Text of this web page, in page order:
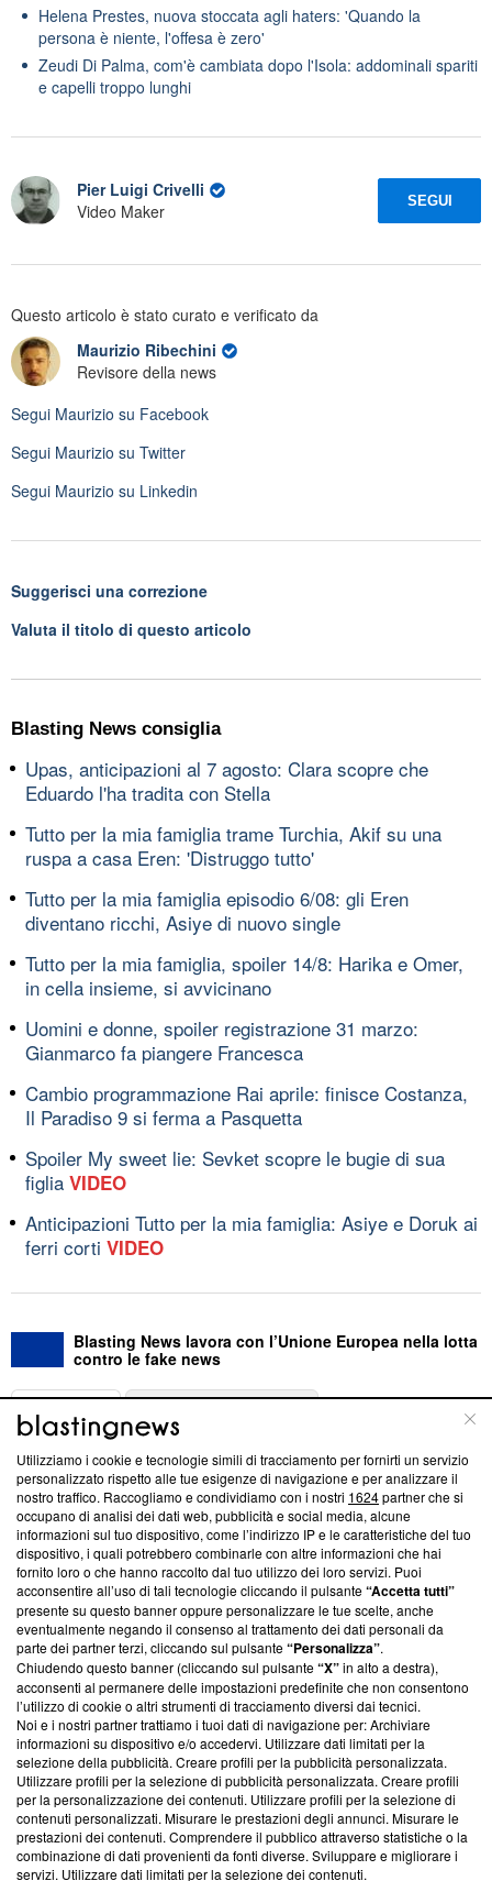
Helena Prestes, nuova stoccata agli haters: 'Quando la
persona è niente, l'offesa è zero'
Zeudi Di Palma, com'è cambiata dopo l'Isola: addominali spariti
e capelli troppo lunghi
Pier Luigi Crivelli
Video Maker
SEGUI
Questo articolo è stato curato e verificato da
Maurizio Ribechini
Revisore della news
Segui Maurizio su Facebook
Segui Maurizio su Twitter
Segui Maurizio su Linkedin
Suggerisci una correzione
Valuta il titolo di questo articolo
Blasting News consiglia
Upas, anticipazioni al 7 agosto: Clara scopre che
Eduardo l'ha tradita con Stella
Tutto per la mia famiglia trame Turchia, Akif su una
ruspa a casa Eren: 'Distruggo tutto'
Tutto per la mia famiglia episodio 6/08: gli Eren
diventano ricchi, Asiye di nuovo single
Tutto per la mia famiglia, spoiler 14/8: Harika e Omer,
in cella insieme, si avvicinano
Uomini e donne, spoiler registrazione 31 marzo:
Gianmarco fa piangere Francesca
Cambio programmazione Rai aprile: finisce Costanza,
Il Paradiso 9 si ferma a Pasquetta
Spoiler My sweet lie: Sevket scopre le bugie di sua
figlia VIDEO
Anticipazioni Tutto per la mia famiglia: Asiye e Doruk ai
ferri corti VIDEO
Blasting News lavora con l’Unione Europea nella lotta
contro le fake news
ABOUT
Questa sezione offre informazioni trasparenti su Blasting
News, sui nostri processi editoriali e su come ci impegniamo a
creare news di qualità. Inoltre, afferma la nostra aderenza a
‘Trust Project - News with Integrity’Blasting News non è
ancora membro del programma, ma ha richiesto di farne
parte; Trust Project non ha ancora effettuato una verifica di
conformità agli standard.
Su di noi
Team editoriale
Corporate
Redazione
Informativa Privacy
Cookie Policy
Utilizziamo i cookie e tecnologie simili di tracciamento per fornirti un servizio
personalizzato rispetto alle tue esigenze di navigazione e per analizzare il
nostro traffico. Raccogliamo e condividiamo con i nostri 1624partner che si
occupano di analisi dei dati web, pubblicità e social media, alcune
informazioni sul tuo dispositivo, come l’indirizzo IP e le caratteristiche del tuo
dispositivo, i quali potrebbero combinarle con altre informazioni che hai
fornito loro o che hanno raccolto dal tuo utilizzo dei loro servizi. Puoi
acconsentire all’uso di tali tecnologie cliccando il pulsante“Accetta tutti”
presente su questo banner oppure personalizzare le tue scelte, anche
eventualmente negando il consenso al trattamento dei dati personali da
parte dei partner terzi, cliccando sul pulsante“Personalizza”.
Chiudendo questo banner (cliccando sul pulsante“X”in alto a destra),
acconsenti al permanere delle impostazioni predefinite che non consentono
l’utilizzo di cookie o altri strumenti di tracciamento diversi dai tecnici.
Noi e i nostri partner trattiamo i tuoi dati di navigazione per: Archiviare
informazioni su dispositivo e/o accedervi. Utilizzare dati limitati per la
selezione della pubblicità. Creare profili per la pubblicità personalizzata.
Utilizzare profili per la selezione di pubblicità personalizzata. Creare profili
per la personalizzazione dei contenuti. Utilizzare profili per la selezione di
contenuti personalizzati. Misurare le prestazioni degli annunci. Misurare le
prestazioni dei contenuti. Comprendere il pubblico attraverso statistiche o la
combinazione di dati provenienti da fonti diverse. Sviluppare e migliorare i
servizi. Utilizzare dati limitati per la selezione dei contenuti.